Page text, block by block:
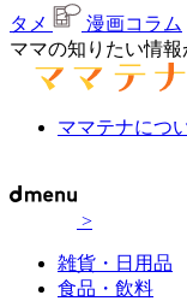
タメ
漫画コラム
ママの知りたい情
ママテナにつ
>
雑貨・日用品
食品・飲料